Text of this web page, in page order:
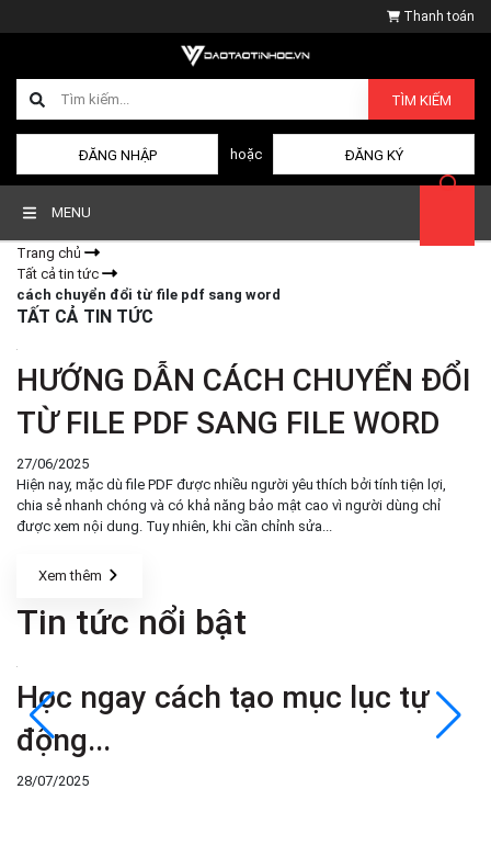
Thanh toán
TÌM KIẾM
ĐĂNG NHẬP hoặc ĐĂNG KÝ
MENU
Trang chủ
Tất cả tin tức
cách chuyển đổi từ file pdf sang word
TẤT CẢ TIN TỨC
HƯỚNG DẪN CÁCH CHUYỂN ĐỔI
TỪ FILE PDF SANG FILE WORD
27/06/2025
Hiện nay, mặc dù file PDF được nhiều người yêu thích bởi tính tiện lợi,
chia sẻ nhanh chóng và có khả năng bảo mật cao vì người dùng chỉ
được xem nội dung. Tuy nhiên, khi cần chỉnh sửa...
Xem thêm
Tin tức nổi bật
Học ngay cách tạo mục lục tự
động...
28/07/2025